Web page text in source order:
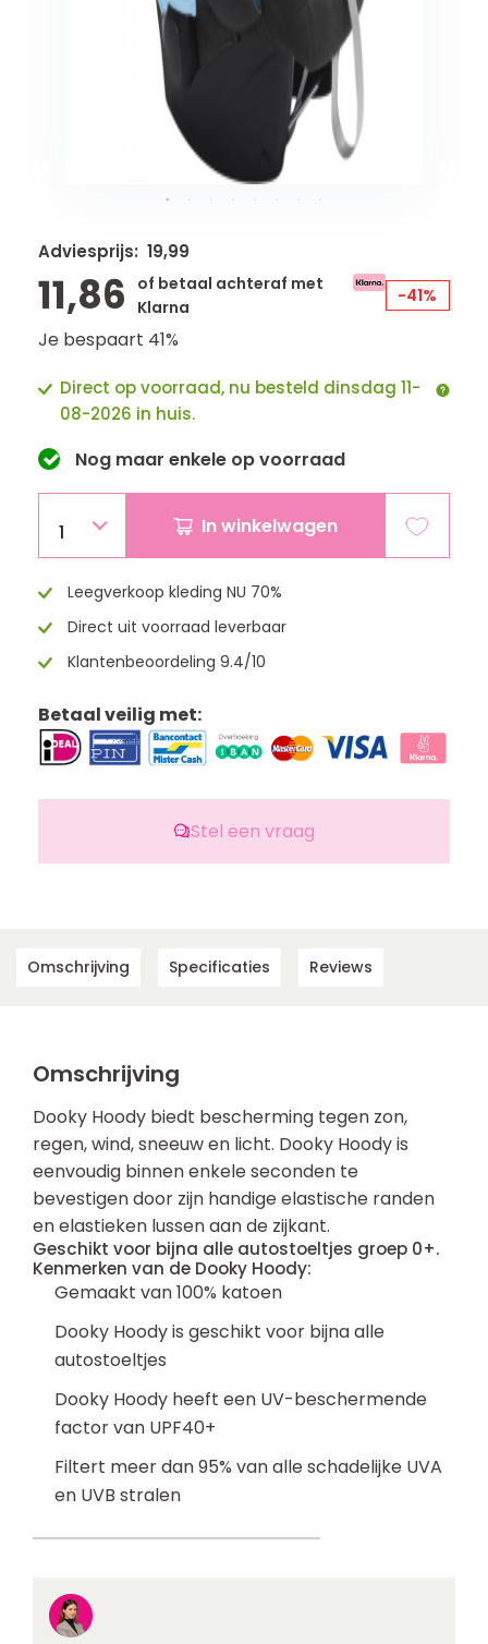
Schommelstoelen en wipstoeltjes
Adviesprijs: 19,99
11,86
of betaal achteraf met
Klarna
-41%
Je bespaart 41%
Direct op voorraad, nu besteld dinsdag 11-
08-2026 in huis.
Nog maar enkele op voorraad
1 In winkelwagen
Leegverkoop kleding NU 70%
Direct uit voorraad leverbaar
Klantenbeoordeling 9.4/10
Betaal veilig met:
Stel een vraag
Omschrijving Specificaties Reviews
Omschrijving
Dooky Hoody biedt bescherming tegen zon,
regen, wind, sneeuw en licht. Dooky Hoody is
eenvoudig binnen enkele seconden te
bevestigen door zijn handige elastische randen
en elastieken lussen aan de zijkant.
Geschikt voor bijna alle autostoeltjes groep 0+.
Kenmerken van de Dooky Hoody:
Gemaakt van 100% katoen
Dooky Hoody is geschikt voor bijna alle
autostoeltjes
Dooky Hoody heeft een UV-beschermende
factor van UPF40+
Filtert meer dan 95% van alle schadelijke UVA
en UVB stralen